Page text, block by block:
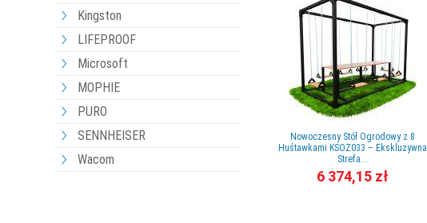
Kingston
LIFEPROOF
Microsoft
MOPHIE
PURO
SENNHEISER
Wacom
Nowoczesny Stół Ogrodowy z 8
Huśtawkami KSOZ033 – Ekskluzywna
Strefa...
6 374,15 zł